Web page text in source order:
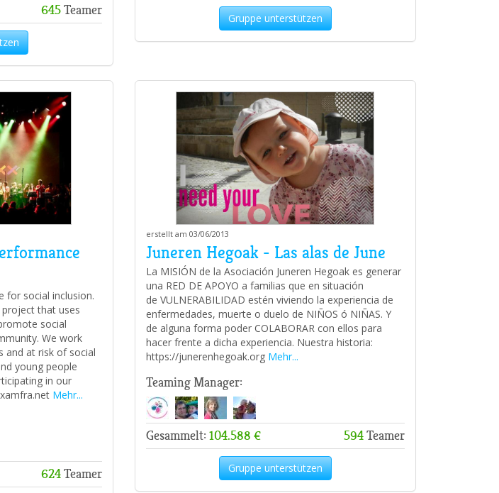
645Teamer
Gruppe unterstützen
for social inclusion.
that uses
social
We work
and at risk of social
young people
in our
Mehr...
624Teamer
erstellt am 03/06/2013
Juneren Hegoak - Las alas de June
La MISIÓN de la Asociación Juneren Hegoak es generar
una RED DE APOYO a familias que en situación
de VULNERABILIDAD estén viviendo la experiencia de
enfermedades, muerte o duelo de NIÑOS ó NIÑAS. Y
de alguna forma poder COLABORAR con ellos para
hacer frente a dicha experiencia. Nuestra historia:
https://junerenhegoak.org Mehr...
Teaming Manager:
Gesammelt: 104.588 € 594Teamer
Gruppe unterstützen